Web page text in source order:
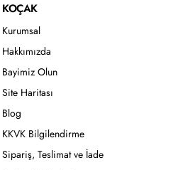
KOÇAK
Kurumsal
Hakkımızda
Bayimiz Olun
Site Haritası
Blog
KKVK Bilgilendirme
Sipariş, Teslimat ve İade